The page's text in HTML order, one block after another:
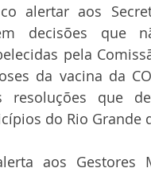
alertar aos
decisões que
pela
da vacina da
resoluções que
do Rio Grande
aos Gestores